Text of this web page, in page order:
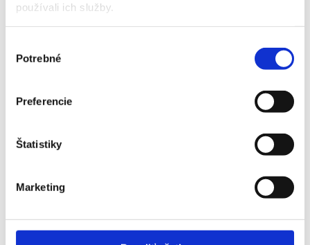
používali ich služby.
súhlasu
Potrebné
Preferencie
Štatistiky
Marketing